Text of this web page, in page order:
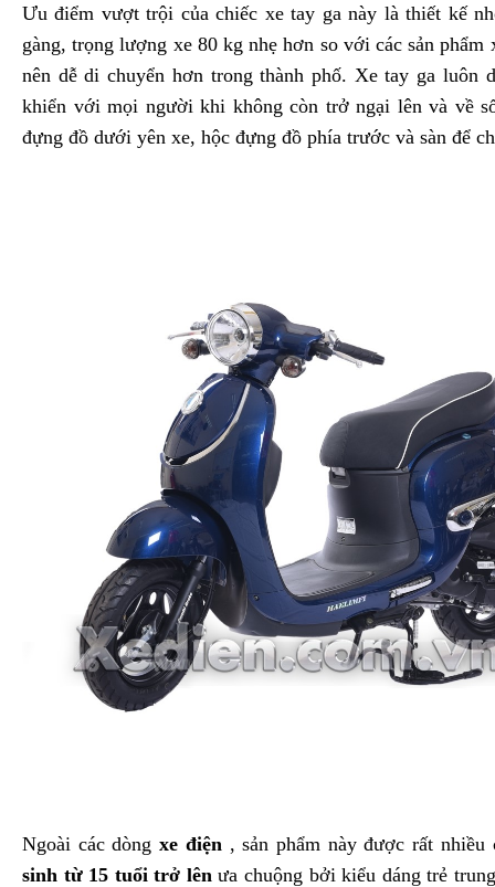
Ưu điểm vượt trội của chiếc xe tay ga này là thiết kế
gàng, trọng lượng xe 80 kg nhẹ hơn so với các sản phẩm
nên dễ di chuyển hơn trong thành phố. Xe tay ga luôn
khiển với mọi người khi không còn trở ngại lên và về
đựng đồ dưới yên xe, hộc đựng đồ phía trước và sàn để
Ngoài các dòngxe điện , sản phẩm này được rất nhiều
sinh từ 15 tuổi trở lên ưa chuộng bởi kiểu dáng trẻ